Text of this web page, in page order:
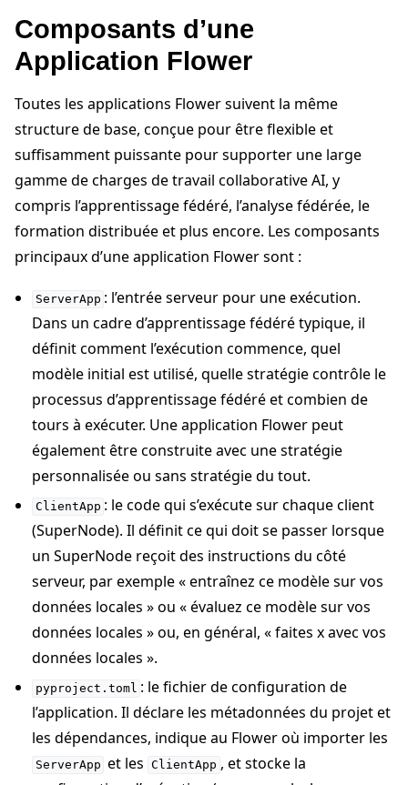
Composants d’une
Application Flower
Toutes les applications Flower suivent la même
structure de base, conçue pour être flexible et
suffisamment puissante pour supporter une large
gamme de charges de travail collaborative AI, y
compris l’apprentissage fédéré, l’analyse fédérée, le
formation distribuée et plus encore. Les composants
principaux d’une application Flower sont :
ServerApp : l’entrée serveur pour une exécution.
Dans un cadre d’apprentissage fédéré typique, il
définit comment l’exécution commence, quel
modèle initial est utilisé, quelle stratégie contrôle le
processus d’apprentissage fédéré et combien de
tours à exécuter. Une application Flower peut
également être construite avec une stratégie
personnalisée ou sans stratégie du tout.
ClientApp : le code qui s’exécute sur chaque client
(SuperNode). Il définit ce qui doit se passer lorsque
un SuperNode reçoit des instructions du côté
serveur, par exemple « entraînez ce modèle sur vos
données locales » ou « évaluez ce modèle sur vos
données locales » ou, en général, « faites x avec vos
données locales ».
pyproject.toml : le fichier de configuration de
l’application. Il déclare les métadonnées du projet et
les dépendances, indique au Flower où importer les
ServerApp et les ClientApp , et stocke la